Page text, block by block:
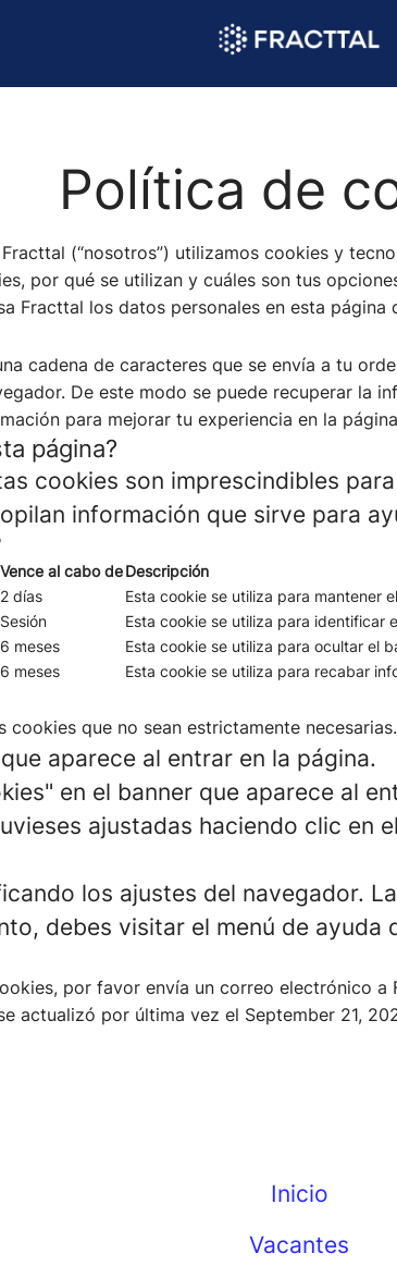
Política de
(“nosotros”) utilizamos cookies y
por qué se utilizan y cuáles son tus
Fracttal los datos personales en esta
cadena de caracteres que se envía a tu
De este modo se puede recuperar la
para mejorar tu experiencia en la
página?
cookies son imprescindibles
información que sirve para
Vence al cabo deDescripción
2 días
Esta cookie se utiliza para mantener
Sesión
Esta cookie se utiliza para identificar
6 meses
Esta cookie se utiliza para ocultar el
6 meses Esta cookie se utiliza para recabar
que no sean estrictamente
aparece al entrar en la página.
en el banner que aparece al
ajustadas haciendo clic en
los ajustes del navegador.
debes visitar el menú de
por favor envía un correo electrónico a
actualizó por última vez el September 21,
Inicio
Vacantes